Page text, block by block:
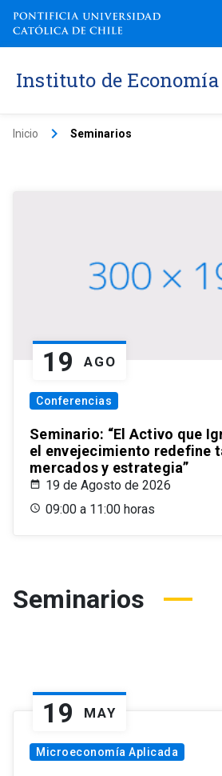
Instituto de Economía
Inicio keyboard_arrow_right Seminarios
19 AGO
Conferencias
Seminario: “El Activo que
el envejecimiento redefine
mercados y estrategia”
19 de Agosto de 2026
09:00 a 11:00 horas
Seminarios
19 MAY
Microeconomía Aplicada